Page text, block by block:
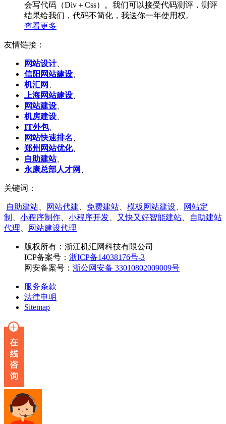
会写代码（Div＋Css）。我们可以接受代码测评，测评
结果给我们，代码不简化，我送你一年使用权。
查看更多
友情链接：
网站设计、
信阳网站建设、
机汇网 、
上海网站建设、
网站建设、
机房建设、
IT外包、
网站快速排名 、
郑州网站优化、
自助建站、
永康总部人才网 、
关键词：
自助建站 网站代建 免费建站 模板网站建设
网站定
制
小程序制作 小程序开发 又快又好智能建站
自助建站
代理
网站建设代理
版权所有： 浙江机汇网科技有限公司
ICP备案号： 浙ICP备14038176号-3
网安备案号： 浙公网安备 33010802009009号
服务条款
法律申明
Sitemap